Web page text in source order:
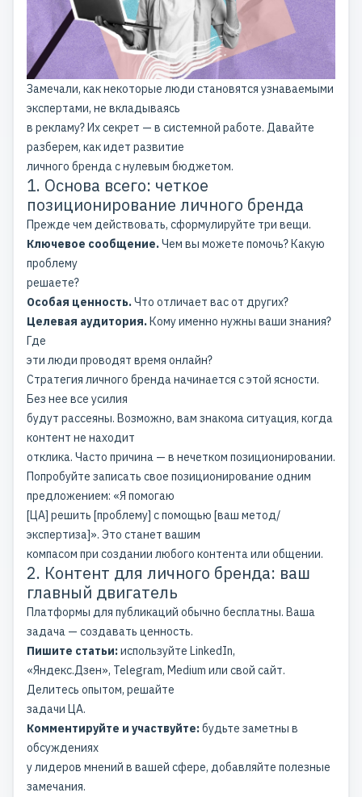
Замечали, как некоторые люди становятся узнаваемыми
экспертами, не вкладываясь
в рекламу? Их секрет — в системной работе. Давайте
разберем, как идет развитие
личного бренда с нулевым бюджетом.
1. Основа всего: четкое
позиционирование личного бренда
Прежде чем действовать, сформулируйте три вещи.
Ключевое сообщение.Чем вы можете помочь? Какую
проблему
решаете?
Особая ценность.Что отличает вас от других?
Целевая аудитория.Кому именно нужны ваши знания?
Где
эти люди проводят время онлайн?
Стратегия личного бренда начинается с этой ясности.
Без нее все усилия
будут рассеяны. Возможно, вам знакома ситуация, когда
контент не находит
отклика. Часто причина — в нечетком позиционировании.
Попробуйте записать свое позиционирование одним
предложением: «Я помогаю
[ЦА] решить [проблему] с помощью [ваш метод/
экспертиза]». Это станет вашим
компасом при создании любого контента или общении.
2. Контент для личного бренда: ваш
главный двигатель
Платформы для публикаций обычно бесплатны. Ваша
задача — создавать ценность.
Пишите статьи:используйте LinkedIn,
«Яндекс.Дзен», Telegram, Medium или свой сайт.
Делитесь опытом, решайте
задачи ЦА.
Комментируйте и участвуйте:будьте заметны в
обсуждениях
улидеров мнений в вашей сфере, добавляйте полезные
замечания.